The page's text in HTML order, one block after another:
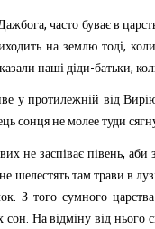
,часто буває в
на землю тоді, коли
казали наші діди-батьки,
у протилежній від
сонця не молее туди
не заспіває півень, аби
не шелестять там трави в
.З того сумного царства
сон. На відміну від нього